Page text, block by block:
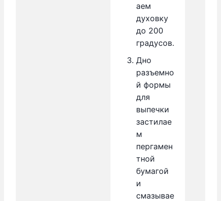
аем
духовку
до 200
градусов.
Дно
разъемно
й формы
для
выпечки
застилае
м
пергамен
тной
бумагой
и
смазывае